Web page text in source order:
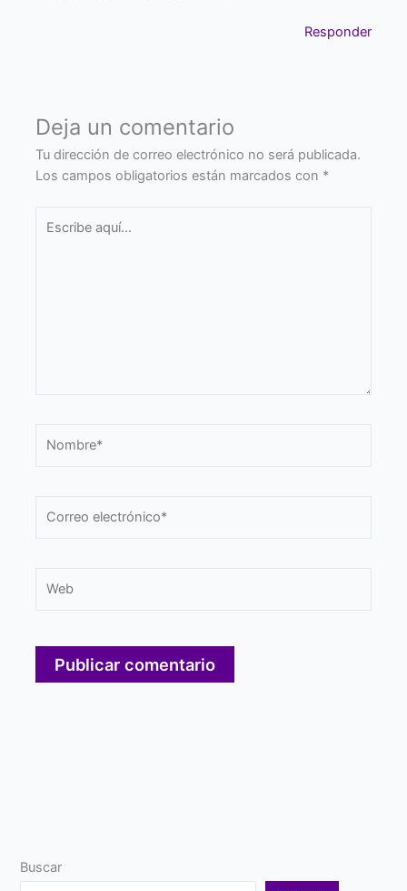
Responder
Deja un comentario
Tu dirección de correo electrónico no será publicada.
Los campos obligatorios están marcados con *
aquí...
electrónico*
Buscar